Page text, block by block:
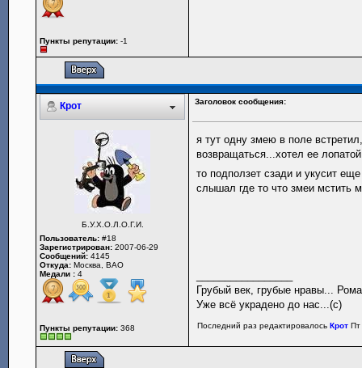
Пункты репутации: -1
Крот Заголовок сообщения:
Б.У.Х.О.Л.О.Г.И.
Пользователь: #18
Зарегистрирован: 2007-06-29
Сообщений: 4145
Откуда: Москва, ВАО
Медали : 4
Пункты репутации: 368
я тут одну змею в поле
возвращаться...хотел ее
то подползет сзади и укусит
слышал где то что змеи мстить
Грубый век, грубые нравы...
Уже всё украдено до нас...(с)
Последний раз редактировалосьКрот Пт